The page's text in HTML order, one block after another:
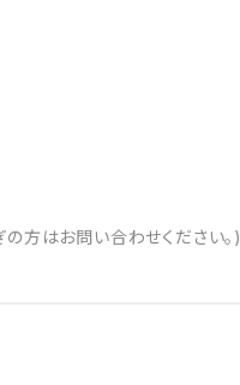
方はお問い合わせください。)